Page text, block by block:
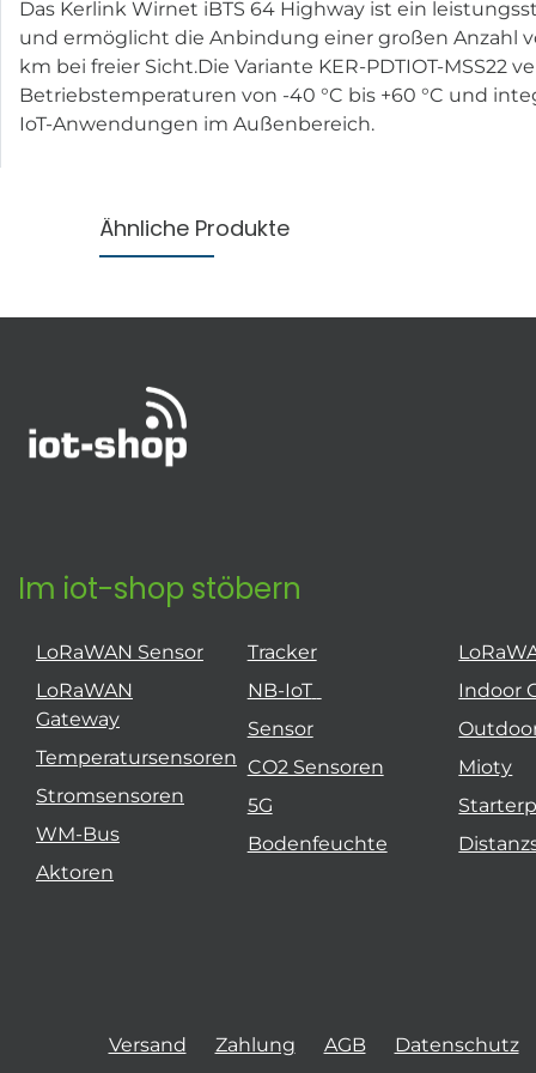
Das Kerlink Wirnet iBTS 64 Highway ist ein
und ermöglicht die Anbindung einer großen Anzahl
km bei freier Sicht.Die Variante KER-PDTIOT-
Betriebstemperaturen von -40 °C bis +60 °C und
IoT-Anwendungen im Außenbereich.
Ähnliche Produkte
Im iot-shop stöbern
LoRaWAN Sensor
LoRaWAN
Gateway
Temperatursensoren
Stromsensoren
WM-Bus
Aktoren
Tracker
NB-IoT
Sensor
CO2 Sensoren
5G
Bodenfeuchte
Indoor
Mioty
Versand Zahlung AGB Datenschutz